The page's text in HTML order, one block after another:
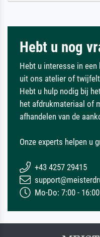
Hebt u nog
Hebt u interesse in een
uit ons atelier of
Hebt u hulp nodig bij
het afdrukmateriaal of
afhandelen van de
Onze experts helpen u
+43 4257 29415
Mo-Do: 7:00 -